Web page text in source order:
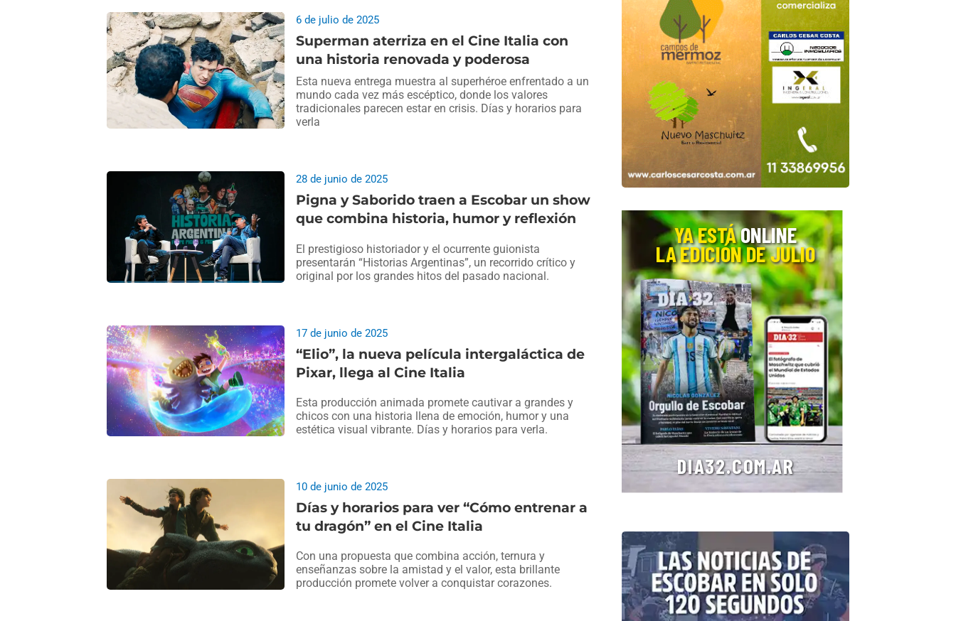
Superman aterriza en el Cine Italia con
una historia renovada y poderosa
6 de julio de 2025
Esta nueva entrega muestra al superhéroe enfrentado a un
mundo cada vez más escéptico, donde los valores
tradicionales parecen estar en crisis. Días y horarios para
verla
Pigna y Saborido traen a Escobar un show
que combina historia, humor y reflexión
28 de junio de 2025
El prestigioso historiador y el ocurrente guionista
presentarán “Historias Argentinas”, un recorrido crítico y
original por los grandes hitos del pasado nacional.
“Elio”, la nueva película intergaláctica de
Pixar, llega al Cine Italia
17 de junio de 2025
Esta producción animada promete cautivar a grandes y
chicos con una historia llena de emoción, humor y una
estética visual vibrante. Días y horarios para verla.
Días y horarios para ver “Cómo entrenar a
tu dragón” en el Cine Italia
10 de junio de 2025
Con una propuesta que combina acción, ternura y
enseñanzas sobre la amistad y el valor, esta brillante
producción promete volver a conquistar corazones.